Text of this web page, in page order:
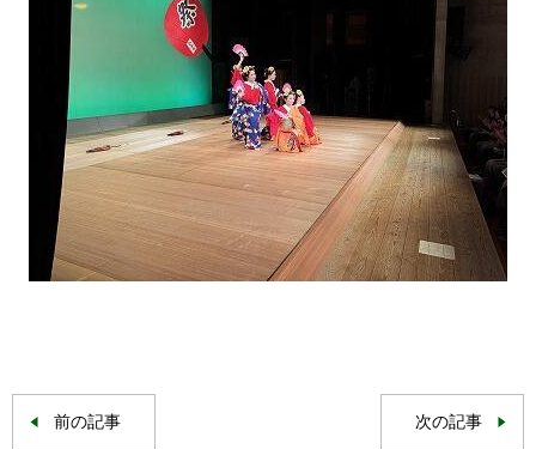
前の記事 次の記事